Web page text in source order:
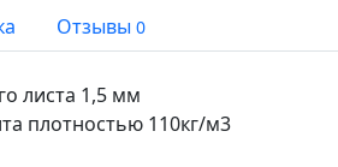
Отзывы 0
листа 1,5 мм
плотностью 110кг/м3